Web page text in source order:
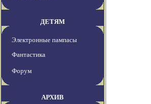
ДЕТЯМ
Электронные пампасы
Фантастика
Форум
АРХИВ